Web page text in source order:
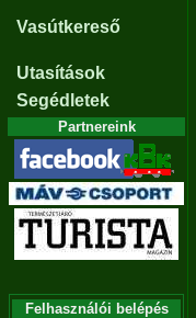
Vasútkereső
Utasítások
Segédletek
Partnereink
Felhasználói belépés